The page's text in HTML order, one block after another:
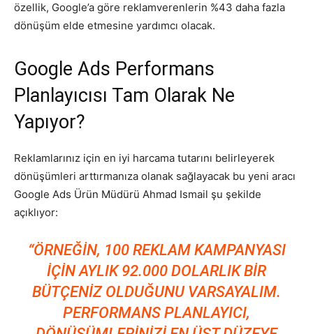
SEO,
UI/UX
özellik, Google’a göre reklamverenlerin %43 daha fazla
dönüşüm elde etmesine yardımcı olacak.
Google Ads Performans
Planlayıcısı Tam Olarak Ne
Yapıyor?
Reklamlarınız için en iyi harcama tutarını belirleyerek
dönüşümleri arttırmanıza olanak sağlayacak bu yeni aracı
Google Ads Ürün Müdürü Ahmad Ismail şu şekilde
açıklıyor:
“ÖRNEĞIN, 100 REKLAM KAMPANYASI
IÇIN AYLIK 92.000 DOLARLIK BIR
BÜTÇENIZ OLDUĞUNU VARSAYALIM.
PERFORMANS PLANLAYICI,